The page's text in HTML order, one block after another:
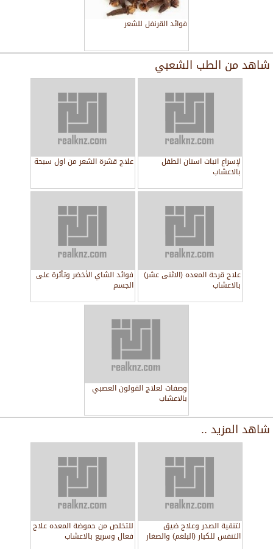
فوائد القرنفل للشعر
شاهد من الطب الشعبي
لإسراع انبات اسنان الطفل
بالاعشاب
علاج قشرة الشعر من اول سبحة
علاج قرحة المعده (الاثنى عشر)
بالاعشاب
فوائد الشاي الأخضر وتأثرة على
الجسم
وصفات لعلاج القولون العصبي
بالاعشاب
شاهد المزيد ..
لتنقية الصدر وعلاج ضيق
التنفس للكبار (البلغم) والصغار
للتخلص من حموضة المعده علاج
فعال وسريع بالاعشاب